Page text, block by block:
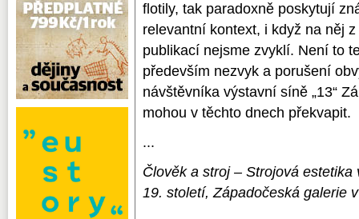
flotily, tak paradoxně poskytují
relevantní kontext, i když na něj
publikací nejsme zvyklí. Není to
především nezvyk a porušení
návštěvníka výstavní síně „13“
mohou v těchto dnech překvapit.
...
Člověk a stroj – Strojová
19. století, Západočeská galerie